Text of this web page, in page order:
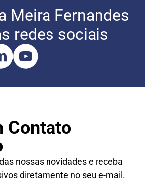
Meira Fernandes
redes sociais
Contato
nossas novidades e receba
diretamente no seu e-mail.